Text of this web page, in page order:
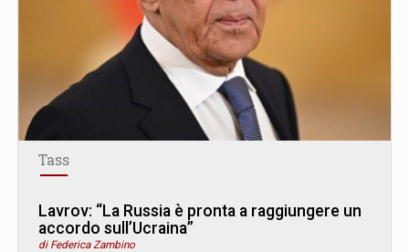
Tass
Lavrov: “La Russia è pronta a raggiungere un
accordo sull’Ucraina”
di Federica Zambino